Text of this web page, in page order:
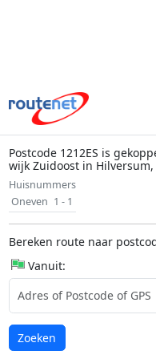
Postcode 1212ES is
wijk Zuidoost in
Huisnummers
Oneven 1 - 1
Bereken route naar
Vanuit:
Laden...
Zoeken